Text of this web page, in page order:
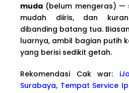
muda (belum mengeras) —
mudah diiris, dan
dibanding batang tua.
luarnya, ambil bagian putih
yang berisi sedikit getah.
Rekomendasi Cak war:
Surabaya, Tempat Service